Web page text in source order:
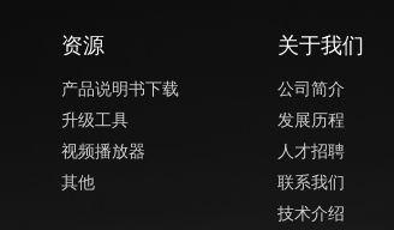
资源
产品说明书下载
升级工具
视频播放器
其他
关于我们
公司简介
发展历程
人才招聘
联系我们
技术介绍